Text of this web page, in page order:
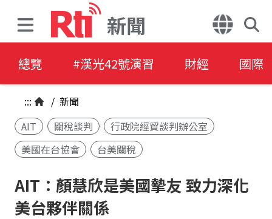
新聞
總覽 #漢光42號演習 財經 國際
::: / 新聞
AIT
關稅談判
行政院經貿談判辦公室
美國在台協會
台美關稅
AIT：顏慧欣是美國摯友 致力深化
美台夥伴關係